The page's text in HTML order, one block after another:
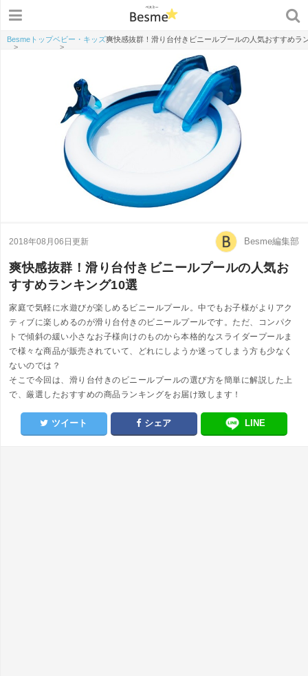
Besmeトップ
>
ベビー・キッズ
>
爽快感抜群！滑り台付きビニールプールの人気おすすめラ
2018年08月06日更新 Besme編集部
爽快感抜群！滑り台付きビニールプールの人気お
すすめランキング10選
家庭で気軽に水遊びが楽しめるビニールプール。中でもお子様がよりアク
ティブに楽しめるのが滑り台付きのビニールプールです。ただ、コンパク
トで傾斜の緩い小さなお子様向けのものから本格的なスライダープールま
で様々な商品が販売されていて、どれにしようか迷ってしまう方も少なく
ないのでは？
そこで今回は、滑り台付きのビニールプールの選び方を簡単に解説した上
で、厳選したおすすめの商品ランキングをお届け致します！
ツイート シェア LINE